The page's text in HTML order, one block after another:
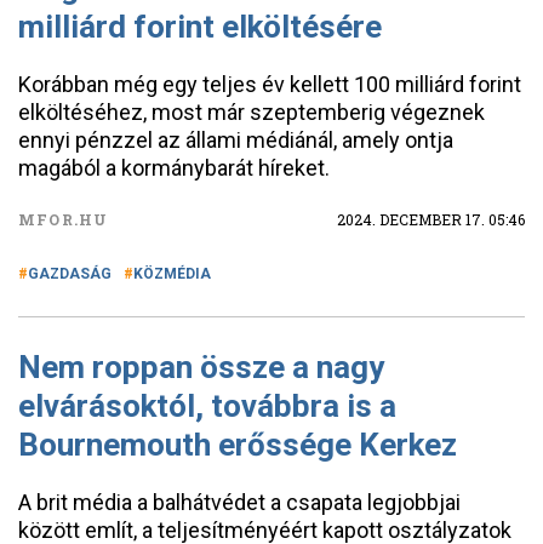
milliárd forint elköltésére
Korábban még egy teljes év kellett 100 milliárd forint
elköltéséhez, most már szeptemberig végeznek
ennyi pénzzel az állami médiánál, amely ontja
magából a kormánybarát híreket.
MFOR.HU 2024. DECEMBER 17. 05:46
GAZDASÁG KÖZMÉDIA
Nem roppan össze a nagy
elvárásoktól, továbbra is a
Bournemouth erőssége Kerkez
A brit média a balhátvédet a csapata legjobbjai
között említ, a teljesítményéért kapott osztályzatok